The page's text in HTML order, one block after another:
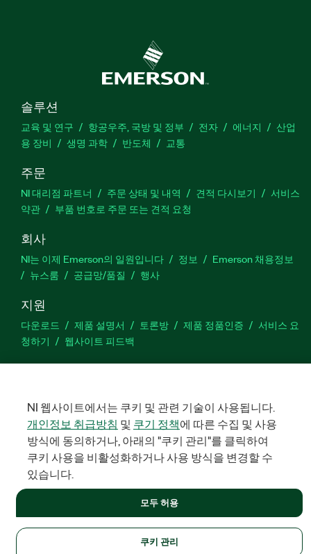
솔루션
교육 및 연구 항공우주, 국방 및 정부 전자 에너지
산업
용 장비
생명 과학 반도체 교통
주문
NI 대리점 파트너 주문 상태 및 내역 견적 다시보기
서비스
약관
부품 번호로 주문 또는 견적 요청
회사
NI는 이제 Emerson의 일원입니다 정보
Emerson 채용정보
뉴스룸
공급망/품질 행사
지원
다운로드 제품 설명서 토론방 제품 정품인증
서비스 요
청하기
웹사이트 피드백
개인정보 취급방침
©NATIONAL INSTRUMENTS CORP. 판권 소유. 한국내쇼날인스트루먼
트㈜ | 주소: 서울특별시 영등포구 여의대로 108, 36층 (여의도동,
파크원 타워1) | 대표자: 수리후앗, 페드로와이안드라데 | 사업자 등
록번호: 214-81-91583 | 대표전화: 02-3451-3400
NI 웹사이트에서는 쿠키 및 관련 기술이 사용됩니다.
개인정보 취급방침 및 쿠기 정책에 따른 수집 및 사용
방식에 동의하거나, 아래의 "쿠키 관리"를 클릭하여
쿠키 사용을 비활성화하거나 사용 방식을 변경할 수
있습니다.
쿠키 관리
모두 허용